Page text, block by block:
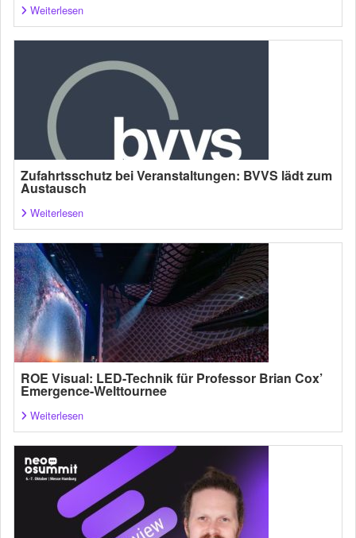
Weiterlesen
Zufahrtsschutz bei Veranstaltungen: BVVS lädt zum
Austausch
Weiterlesen
ROE Visual: LED-Technik für Professor Brian Cox’
Emergence-Welttournee
Weiterlesen